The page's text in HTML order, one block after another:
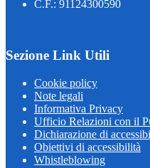
C.F.: 91124300590
Sezione Link Utili
Cookie policy
Note legali
Informativa Privacy
Ufficio Relazioni con il
Dichiarazione di
Obiettivi di accessibilità
Whistleblowing